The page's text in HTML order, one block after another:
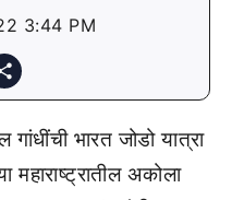
3:44 PM
गांधींची भारत जोडो यात्रा
अकोला